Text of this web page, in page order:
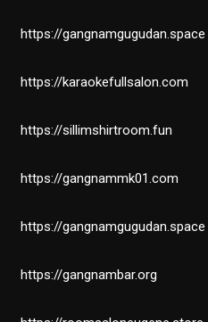
https://gangnamgugudan.space
https://karaokefullsalon.com
https://sillimshirtroom.fun
https://gangnammk01.com
https://gangnamgugudan.space
https://gangnambar.org